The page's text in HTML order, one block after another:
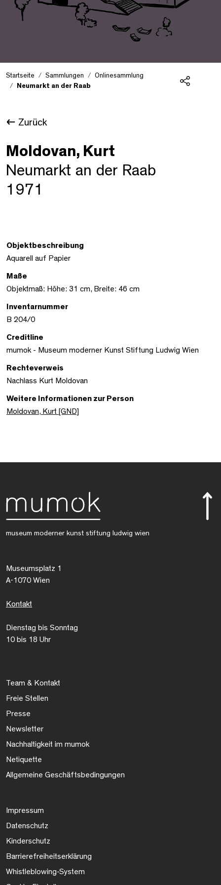
Startseite Sammlungen
Onlinesammlung
Neumarkt an der Raab
Zurück
Moldovan, Kurt
Neumarkt an der Raab
1971
Objektbeschreibung
Aquarell auf Papier
Maße
Objektmaß: Höhe: 31 cm, Breite: 46 cm
Inventarnummer
B 204/0
Creditline
mumok - Museum moderner Kunst Stiftung Ludwig Wien
Rechteverweis
Nachlass Kurt Moldovan
Weitere Informationen zur Person
Moldovan, Kurt [GND]
museum moderner kunst stiftung ludwig wien
Museumsplatz 1
A-1070 Wien
Kontakt
Dienstag bis Sonntag
10 bis 18 Uhr
Team & Kontakt
Freie Stellen
Presse
Newsletter
Nachhaltigkeit im mumok
Netiquette
Allgemeine Geschäftsbedingungen
Impressum
Datenschutz
Kinderschutz
Barrierefreiheitserklärung
Whistleblowing-System